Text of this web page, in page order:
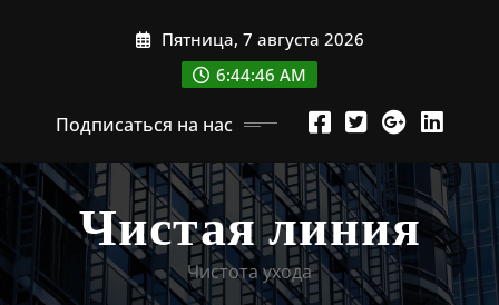
Пятница, 7 августа 2026
6:44:47 AM
Подписаться на нас
Чистая линия
Чистота ухода